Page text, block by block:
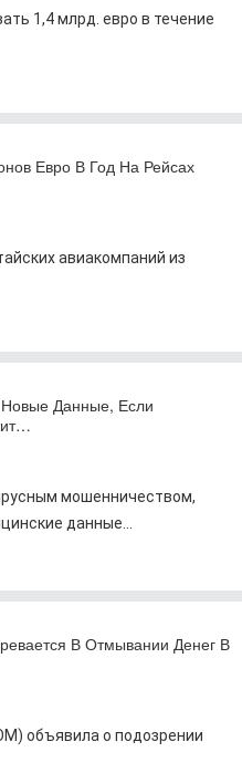
1,4 млрд. евро в течение
Евро В Год На Рейсах
авиакомпаний из
Данные, Если
мошенничеством,
данные...
В Отмывании Денег В
объявила о подозрении